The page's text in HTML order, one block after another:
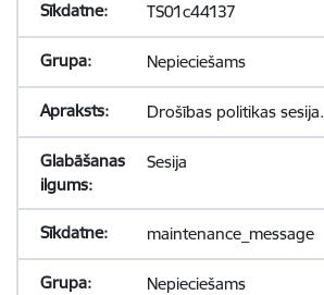
TS01c44137
Nepieciešams
Drošības politikas sesija.
Sesija
maintenance_message
Nepieciešams